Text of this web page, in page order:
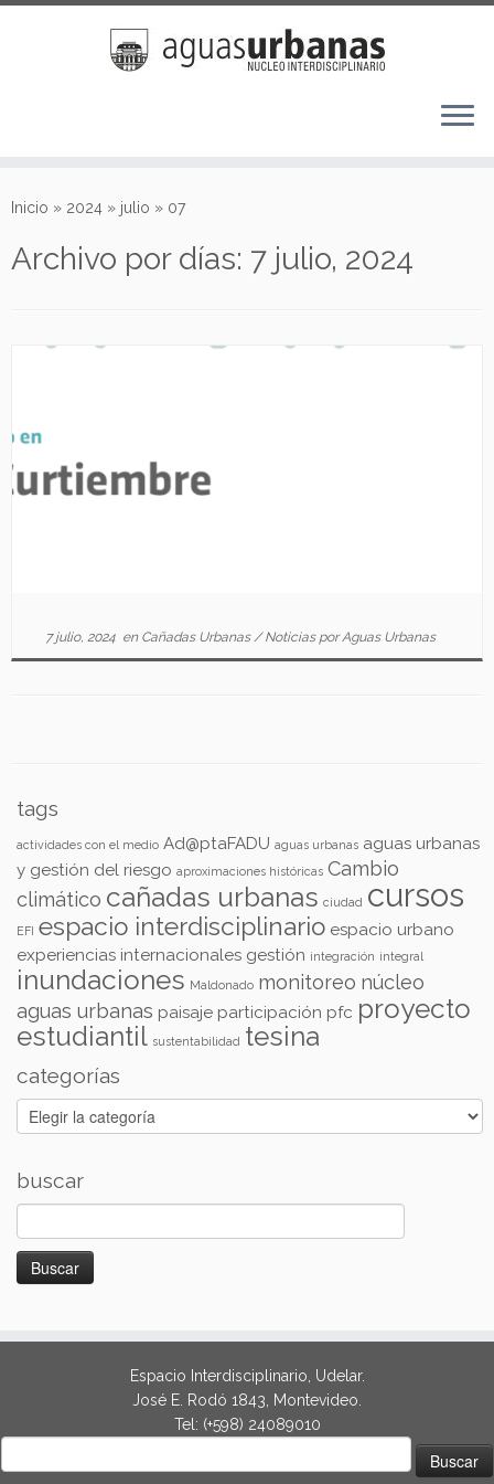
Inicio » 2024 » julio » 07
Archivo por días: 7 julio, 2024
7 julio, 2024en Cañadas Urbanas/Noticias porAguas Urbanas
tags
actividades con el medio Ad@ptaFADU aguas urbanas aguas urbanas
y gestión del riesgo aproximaciones históricas Cambio
climático cañadas urbanas ciudad cursos
EFI espacio interdisciplinario espacio urbano
experiencias internacionales gestión integración integral
inundaciones Maldonado monitoreo núcleo
aguas urbanas paisaje participación pfc proyecto
estudiantil sustentabilidad tesina
categorías
categorías
buscar
Espacio Interdisciplinario, Udelar.
José E. Rodó 1843, Montevideo.
Tel: (+598) 24089010